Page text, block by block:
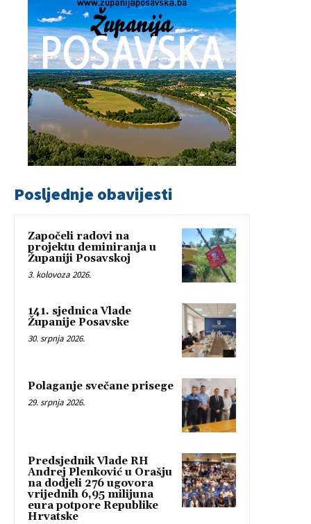
Posljednje obavijesti
Započeli radovi na
projektu deminiranja u
Županiji Posavskoj
3. kolovoza 2026.
141. sjednica Vlade
Županije Posavske
30. srpnja 2026.
Polaganje svečane prisege
29. srpnja 2026.
Predsjednik Vlade RH
Andrej Plenković u Orašju
na dodjeli 276 ugovora
vrijednih 6,95 milijuna
eura potpore Republike
Hrvatske